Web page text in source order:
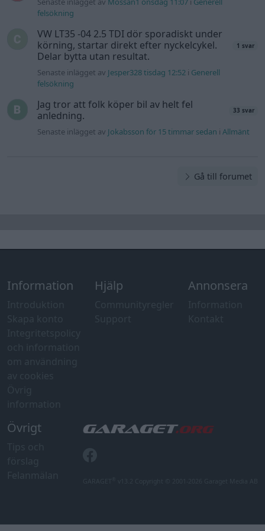
felsökning
VW LT35 -04 2.5 TDI dör sporadiskt under
körning, startar direkt efter nyckelcykel.
Delar bytta utan resultat.
1 svar
Senaste inlägget av Jesper328 tisdag 12:52 i Generell
felsökning
Jag tror att folk köper bil av helt fel
anledning.
33 svar
Senaste inlägget av Jokabsson för 15 timmar sedan iAllmänt
Gå till forumet
Information Hjälp Annonsera
Övrigt